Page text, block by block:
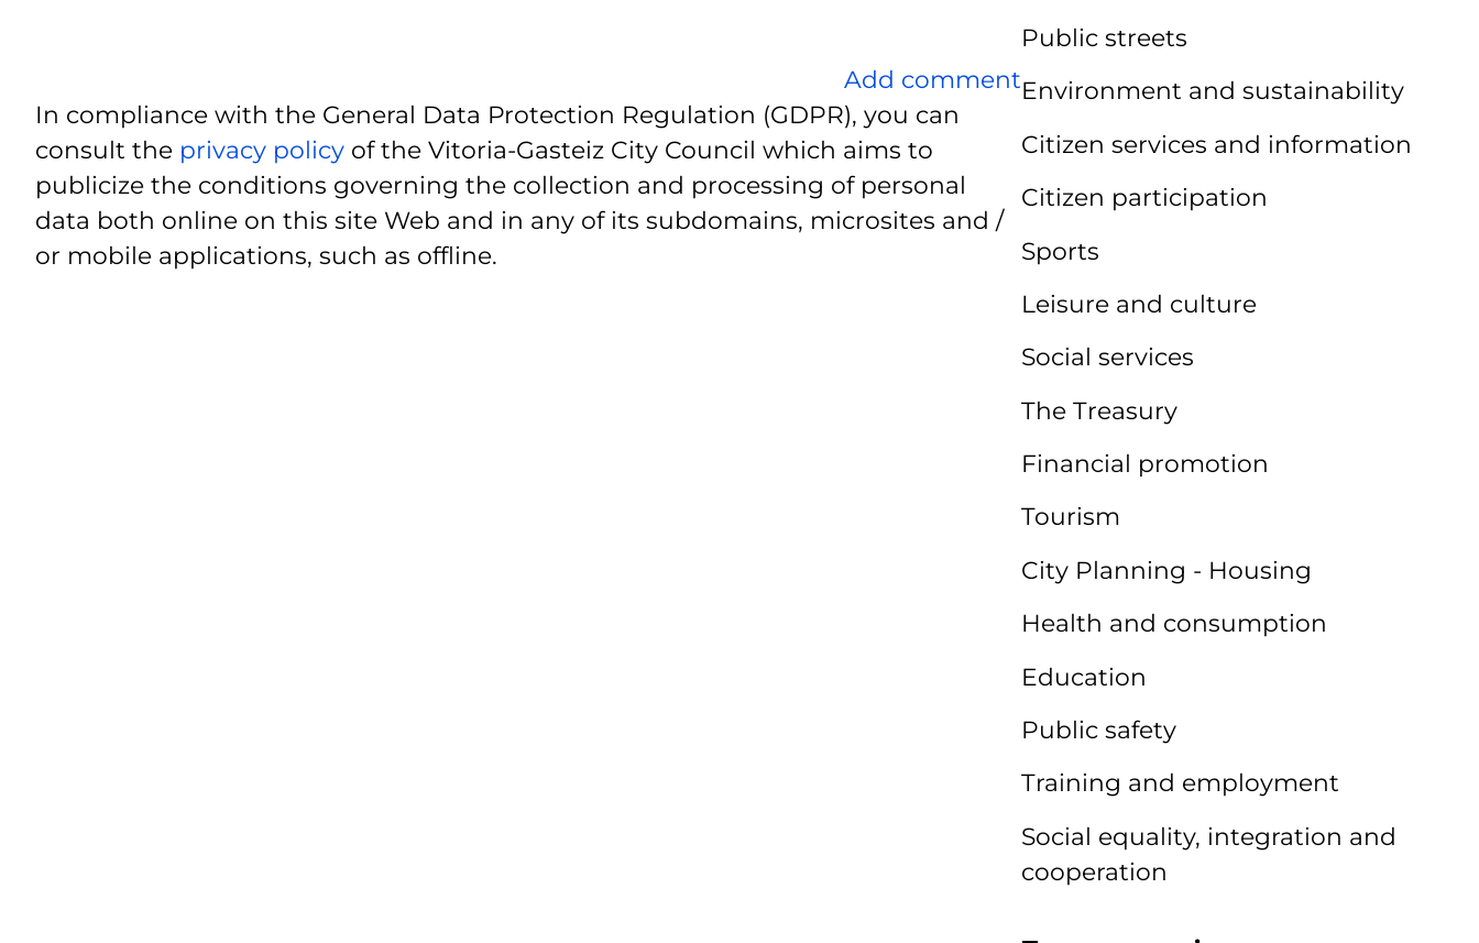
Add comment
In compliance with the General Data Protection Regulation (GDPR), you can
consult the privacy policy of the Vitoria-Gasteiz City Council which aims to
publicize the conditions governing the collection and processing of personal
data both online on this site Web and in any of its subdomains, microsites and /
or mobile applications, such as offline.
Public streets
Environment and sustainability
Citizen services and information
Citizen participation
Sports
Leisure and culture
Social services
The Treasury
Financial promotion
Tourism
City Planning - Housing
Health and consumption
Education
Public safety
Training and employment
Social equality, integration and
cooperation